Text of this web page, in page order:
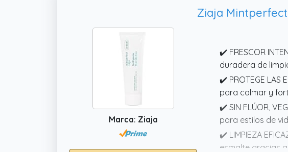
Ziaja
Marca: Ziaja
✔️ FRESCOR
duradera de
✔️ PROTEGE LAS
para calmar y
✔️ SIN FLÚOR,
para estilos de
✔️ LIMPIEZA
esmalte gracias